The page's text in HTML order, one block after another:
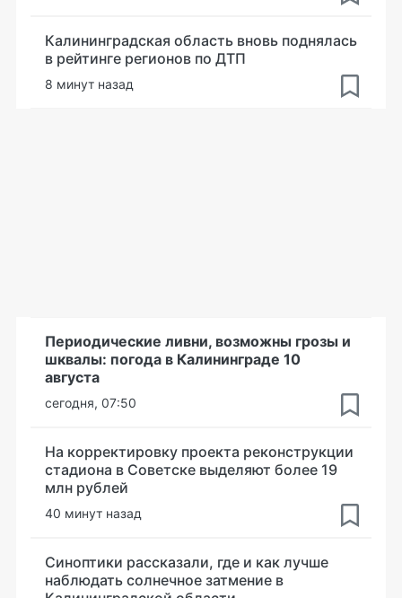
Калининградская область вновь поднялась
в рейтинге регионов по ДТП
8 минут назад
Периодические ливни, возможны грозы и
шквалы: погода в Калининграде 10
августа
сегодня, 07:50
На корректировку проекта реконструкции
стадиона в Советске выделяют более 19
млн рублей
40 минут назад
Синоптики рассказали, где и как лучше
наблюдать солнечное затмение в